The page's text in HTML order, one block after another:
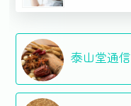
泰山堂通信